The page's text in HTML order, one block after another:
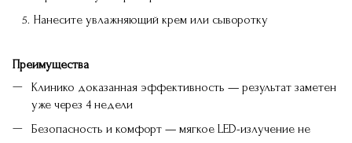
Нанесите увлажняющий крем или сыворотку
Преимущества
Клинико доказанная эффективность — результат заметен
уже через 4 недели
Безопасность и комфорт — мягкое LED-излучение не